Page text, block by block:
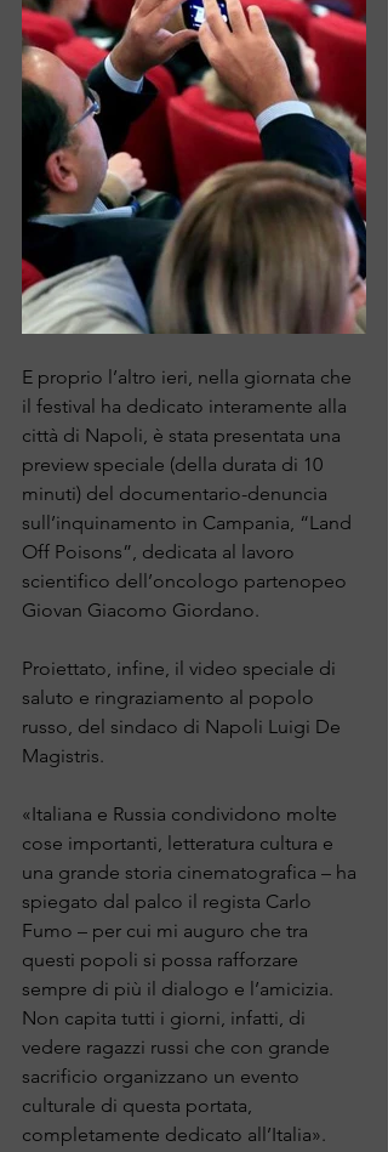
E proprio l’altro ieri, nella giornata che
il festival ha dedicato interamente alla
città di Napoli, è stata presentata una
preview speciale (della durata di 10
minuti) del documentario-denuncia
sull’inquinamento in Campania, “Land
Off Poisons”, dedicata al lavoro
scientifico dell’oncologo partenopeo
Giovan Giacomo Giordano.
Proiettato, infine, il video speciale di
saluto e ringraziamento al popolo
russo, del sindaco di Napoli Luigi De
Magistris.
«Italiana e Russia condividono molte
cose importanti, letteratura cultura e
una grande storia cinematografica – ha
spiegato dal palco il regista Carlo
Fumo – per cui mi auguro che tra
questi popoli si possa rafforzare
sempre di più il dialogo e l’amicizia.
Non capita tutti i giorni, infatti, di
vedere ragazzi russi che con grande
sacrificio organizzano un evento
culturale di questa portata,
completamente dedicato all’Italia».